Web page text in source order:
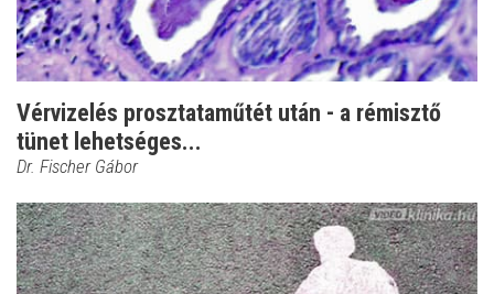
Vérvizelés prosztataműtét után - a rémisztő
tünet lehetséges...
Dr. Fischer Gábor